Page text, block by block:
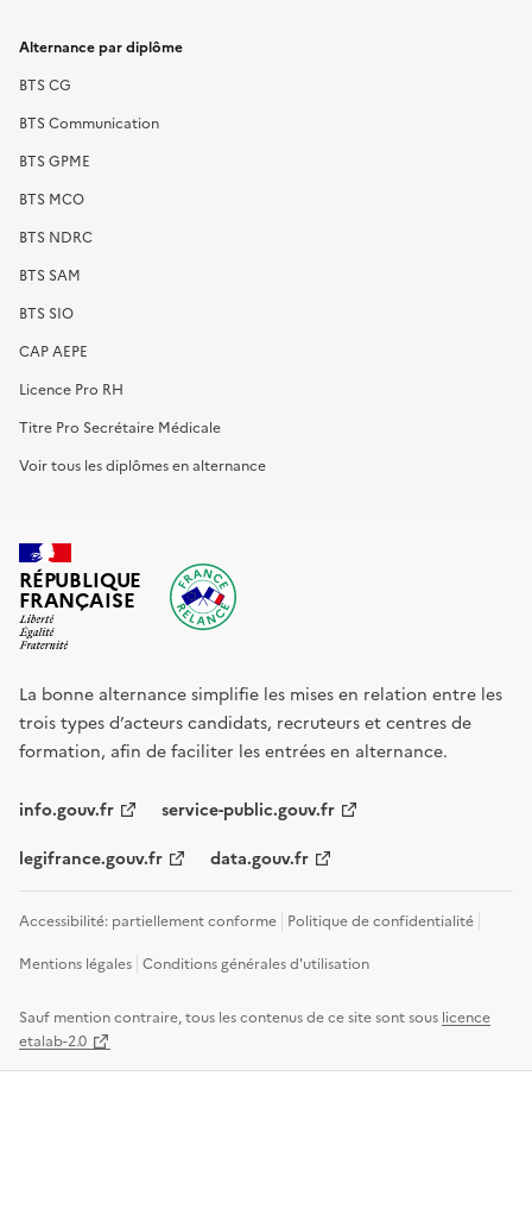
Alternance par diplôme
BTS CG
BTS Communication
BTS GPME
BTS MCO
BTS NDRC
BTS SAM
BTS SIO
CAP AEPE
Licence Pro RH
Titre Pro Secrétaire Médicale
Voir tous les diplômes en alternance
RÉPUBLIQUE
FRANÇAISE
La bonne alternance simplifie les mises en relation entre les
trois types d’acteurs candidats, recruteurs et centres de
formation, afin de faciliter les entrées en alternance.
info.gouv.fr service-public.gouv.fr
legifrance.gouv.fr data.gouv.fr
Accessibilité: partiellement conforme Politique de confidentialité
Mentions légales Conditions générales d'utilisation
Sauf mention contraire, tous les contenus de ce site sont sous licence
etalab-2.0